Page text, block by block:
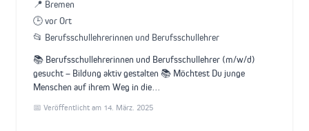
📍 Bremen
🕒 vor Ort
📂 Berufsschullehrerinnen und Berufsschullehrer
📚 Berufsschullehrerinnen und Berufsschullehrer (m/w/d)
gesucht – Bildung aktiv gestalten 📚 Möchtest Du junge
Menschen auf ihrem Weg in die…
📅 Veröffentlicht am 14. März. 2025